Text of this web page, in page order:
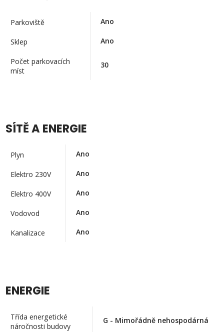
Parkoviště Ano
Sklep Ano
Počet parkovacích
míst
30
SÍTĚ A ENERGIE
Plyn Ano
Elektro 230V Ano
Elektro 400V Ano
Vodovod Ano
Kanalizace Ano
ENERGIE
Třída energetické
náročnosti budovy
G - Mimořádně nehospodárná